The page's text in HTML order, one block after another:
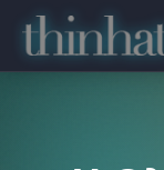
Μετάβαση στο